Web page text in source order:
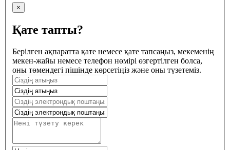
×
Қате тапты?
Берілген ақпаратта қате немесе қате тапсаңыз, мекеменің
мекен-жайы немесе телефон нөмірі өзгертілген болса,
оны төмендегі пішінде көрсетіңіз және оны түзетеміз.